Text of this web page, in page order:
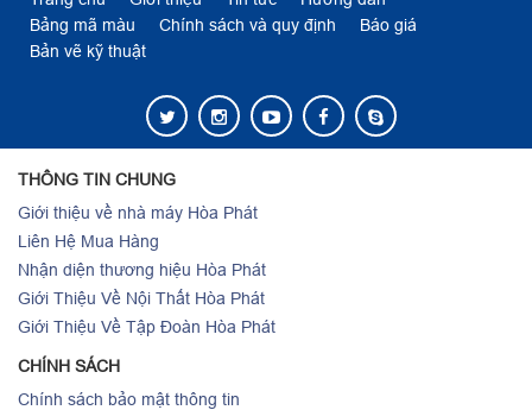
Bảng mã màu
Chính sách và quy định
Báo giá
Bản vẽ kỹ thuật
THÔNG TIN CHUNG
Giới thiệu về nhà máy Hòa Phát
Liên Hệ Mua Hàng
Nhận diện thương hiệu Hòa Phát
Giới Thiệu Về Nội Thất Hòa Phát
Giới Thiệu Về Tập Đoàn Hòa Phát
CHÍNH SÁCH
Chính sách bảo mật thông tin